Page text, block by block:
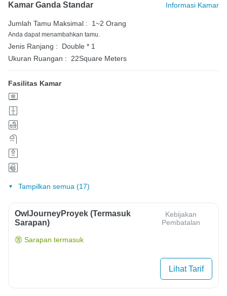
Kamar Ganda Standar Informasi Kamar
Jumlah Tamu Maksimal : 1~2 Orang
Anda dapat menambahkan tamu.
Jenis Ranjang :
Double * 1
Ukuran Ruangan : 22Square Meters
Fasilitas Kamar
Tampilkan semua (17)
OwlJourneyProyek (Termasuk
Sarapan)
Kebijakan
Pembatalan
Sarapan termasuk
Lihat Tarif